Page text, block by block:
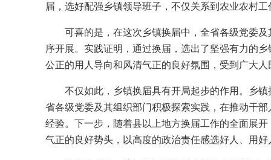
届，选好配强乡镇领导班子，不仅关系到农业农村
可喜的是，在这次乡镇换届中，全省各级党委
序开展。实践证明，通过换届，选出了坚强有力的
公正的用人导向和风清气正的良好氛围，受到广大
不仅如此，乡镇换届具有开局起步的作用。乡
省各级党委及其组织部门积极探索实践，在推动干
经验。下一步，随着县以上地方换届工作的全面展
气正的良好势头，以高度的政治责任感选好人、用好